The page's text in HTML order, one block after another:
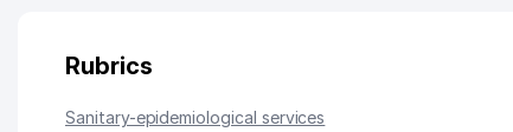
Rubrics
Sanitary-epidemiological services